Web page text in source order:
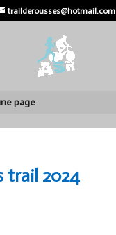
trailderousses@hotmail.com
page
trail 2024